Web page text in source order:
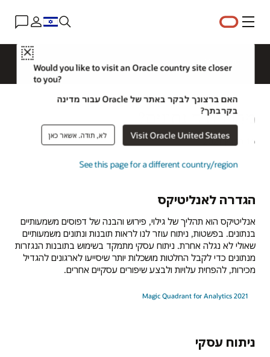
תפריט
Close
Would you like to visit an Oracle country site closer
to you?
האם ברצונך לבקר באתר של Oracle עבור מדינה
בקרבתך?
Visit Oracle United States לא, תודה. אשאר כאן
See this page for a different country/region
מהו ניתוח נתונים?
16 במרץ 2021
הגדרה לאנליטיקס
אנליטיקס הוא תהליך של גילוי, פירוש והבנה של דפוסים משמעותיים
בנתונים. בפשטות, ניתוח עוזר לנו לראות תובנות ונתונים משמעותיים
שאולי לא נגלה אחרת. ניתוח עסקי מתמקד בשימוש בתובנות הנגזרות
מנתונים כדי לקבל החלטות מושכלות יותר שיסייעו לארגונים להגדיל
מכירות, להפחית עלויות ולבצע שיפורים עסקיים אחרים.
2021 Magic Quadrant for Analytics
ניתוח עסקי